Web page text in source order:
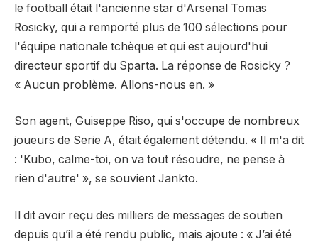
le football était l'ancienne star d'Arsenal Tomas
Rosicky, qui a remporté plus de 100 sélections pour
l'équipe nationale tchèque et qui est aujourd'hui
directeur sportif du Sparta. La réponse de Rosicky ?
« Aucun problème. Allons-nous en. »
Son agent, Guiseppe Riso, qui s'occupe de nombreux
joueurs de Serie A, était également détendu. « Il m'a dit
: 'Kubo, calme-toi, on va tout résoudre, ne pense à
rien d'autre' », se souvient Jankto.
Il dit avoir reçu des milliers de messages de soutien
depuis qu’il a été rendu public, mais ajoute : « J’ai été